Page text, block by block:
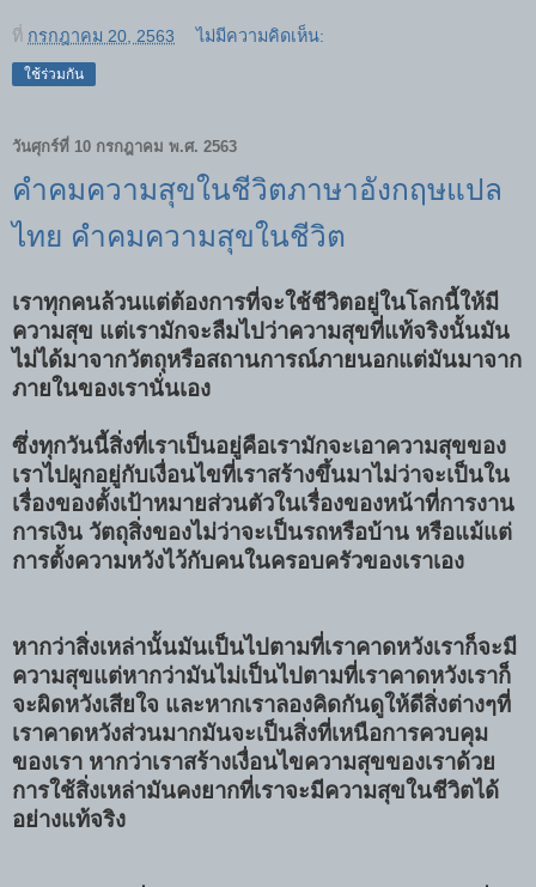
ที่ กรกฎาคม 20, 2563 ไม่มีความคิดเห็น:
ใช้ร่วมกัน
วันศุกร์ที่ 10 กรกฎาคม พ.ศ. 2563
คำคมความสุขในชีวิตภาษาอังกฤษแปล
ไทย คำคมความสุขในชีวิต
เราทุกคนล้วนแต่ต้องการที่จะใช้ชีวิตอยู่ในโลกนี้ให้มี
ความสุข แต่เรามักจะลืมไปว่าความสุขที่แท้จริงนั้นมัน
ไม่ได้มาจากวัตถุหรือสถานการณ์ภายนอกแต่มันมาจาก
ภายในของเรานั่นเอง
ซึ่งทุกวันนี้สิ่งที่เราเป็นอยู่คือเรามักจะเอาความสุขของ
เราไปผูกอยู่กับเงื่อนไขที่เราสร้างขึ้นมาไม่ว่าจะเป็นใน
เรื่องของตั้งเป้าหมายส่วนตัวในเรื่องของหน้าที่การงาน
การเงิน วัตถุสิ่งของไม่ว่าจะเป็นรถหรือบ้าน หรือแม้แต่
การตั้งความหวังไว้กับคนในครอบครัวของเราเอง
หากว่าสิ่งเหล่านั้นมันเป็นไปตามที่เราคาดหวังเราก็จะมี
ความสุขแต่หากว่ามันไม่เป็นไปตามที่เราคาดหวังเราก็
จะผิดหวังเสียใจ และหากเราลองคิดกันดูให้ดีสิ่งต่างๆที่
เราคาดหวังส่วนมากมันจะเป็นสิ่งที่เหนือการควบคุม
ของเรา หากว่าเราสร้างเงื่อนไขความสุขของเราด้วย
การใช้สิ่งเหล่ามันคงยากที่เราจะมีความสุขในชีวิตได้
อย่างแท้จริง